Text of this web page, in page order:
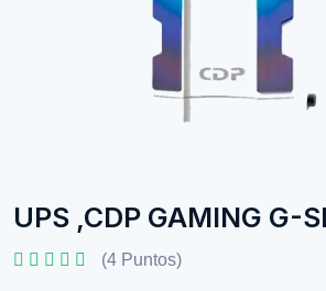
UPS ,CDP GAMING G-
(4 Puntos)